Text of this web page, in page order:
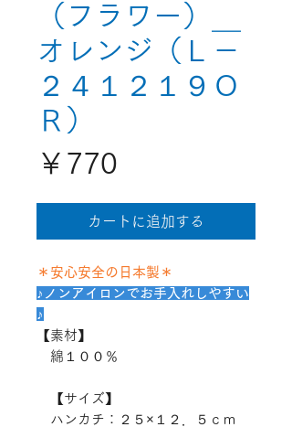
（フラワー）＿
オレンジ（Ｌ－
２４１２１９Ｏ
Ｒ）
￥770
格
カートに追加する
＊安心安全の日本製＊
♪ノンアイロンでお手入れしやすい
♪
【素材】
綿１００％
【サイズ】
ハンカチ：２５×１２．５ｃｍ